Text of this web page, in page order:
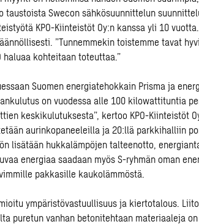
taustoista Swecon sähkösuunnittelun
KPO-Kiinteistöt Oy:n kanssa yli 10
”Tunnemmekin toistemme tavat
kohteitaan toteuttaa.”
Suomen energiatehokkain Prisma ja
on vuodessa alle 100 kilowattituntia
keskikulutuksesta”, kertoo KPO-Kiinteistöt
aurinkopaneeleilla ja 20:llä parkkihalliin
lisätään hukkalämpöjen talteenotto,
energiaa saadaan myös S-ryhmän oman
pakkasille kaukolämmöstä.
ympäristövastuullisuus ja kiertotalous.
puretun vanhan betonitehtaan materiaaleja